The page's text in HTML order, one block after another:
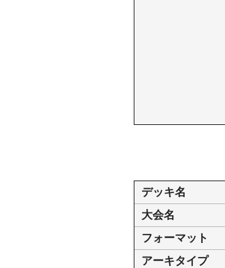
デッキ名
大会名
フォーマット
アーキタイプ